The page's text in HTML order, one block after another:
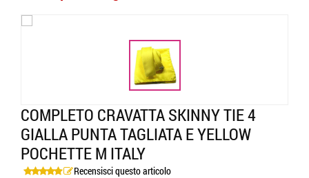
COMPLETO CRAVATTA SKINNY TIE 4
GIALLA PUNTA TAGLIATA E YELLOW
POCHETTE M ITALY
Recensisci questo articolo